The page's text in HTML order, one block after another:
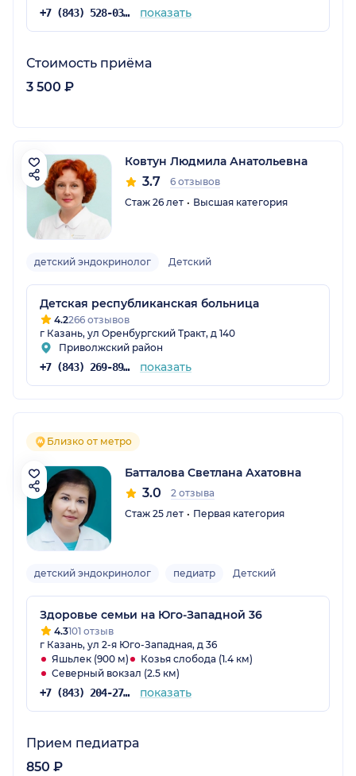
+7 (843) 528-03-09 показать
Стоимость приёма
3 500 ₽
Ковтун Людмила Анатольевна
3.7
6 отзывов
Стаж 26 лет
Высшая категория
детский эндокринолог Детский
Детская республиканская больница
4.2266 отзывов
г Казань, ул Оренбургский Тракт, д 140
Приволжский район
+7 (843) 269-89-00 показать
Близко от метро
Батталова Светлана Ахатовна
3.0
2 отзыва
Стаж 25 лет
Первая категория
детский эндокринолог педиатр Детский
Здоровье семьи на Юго-Западной 36
4.3101 отзыв
г Казань, ул 2-я Юго-Западная, д 36
Яшьлек (900 м)
Козья слобода (1.4 км)
Северный вокзал (2.5 км)
+7 (843) 204-27-00 показать
Прием педиатра
850 ₽